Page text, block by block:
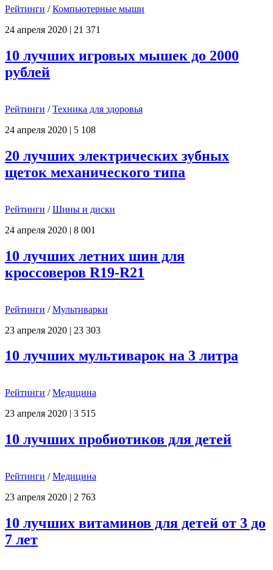
Рейтинги /Компьютерные мыши
24 апреля 2020 | 21 371
10 лучших игровых мышек до 2000
рублей
Рейтинги /Техника для здоровья
24 апреля 2020 | 5 108
20 лучших электрических зубных
щеток механического типа
Рейтинги /Шины и диски
24 апреля 2020 | 8 001
10 лучших летних шин для
кроссоверов R19-R21
Рейтинги /Мультиварки
23 апреля 2020 | 23 303
10 лучших мультиварок на 3 литра
Рейтинги /Медицина
23 апреля 2020 | 3 515
10 лучших пробиотиков для детей
Рейтинги /Медицина
23 апреля 2020 | 2 763
10 лучших витаминов для детей от 3 до
7 лет